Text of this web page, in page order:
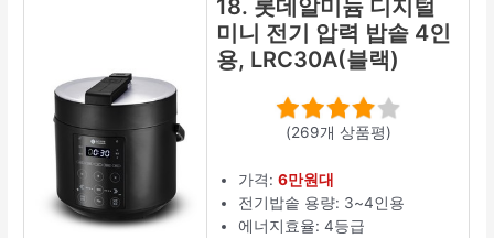
18. 롯데알미늄 디지털
미니 전기 압력 밥솥 4인
용, LRC30A(블랙)
(269개 상품평)
가격:6만원대
전기밥솥 용량: 3~4인용
에너지효율: 4등급